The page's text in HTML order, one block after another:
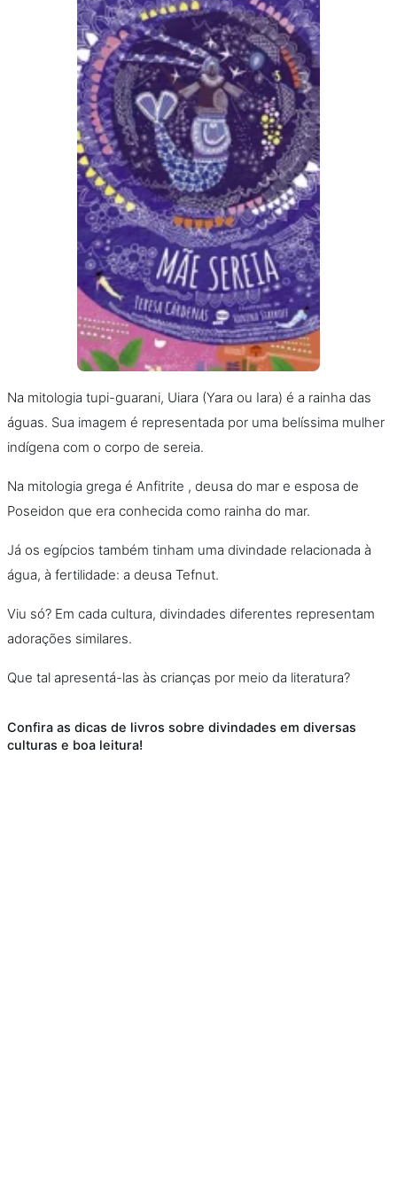
Na mitologia tupi-guarani, Uiara (Yara ou Iara) é a rainha das
águas. Sua imagem é representada por uma belíssima mulher
indígena com o corpo de sereia.
Na mitologia grega é Anfitrite , deusa do mar e esposa de
Poseidon que era conhecida como rainha do mar.
Já os egípcios também tinham uma divindade relacionada à
água, à fertilidade: a deusa Tefnut.
Viu só? Em cada cultura, divindades diferentes representam
adorações similares.
Que tal apresentá-las às crianças por meio da literatura?
Confira as dicas de livros sobre divindades em diversas
culturas e boa leitura!